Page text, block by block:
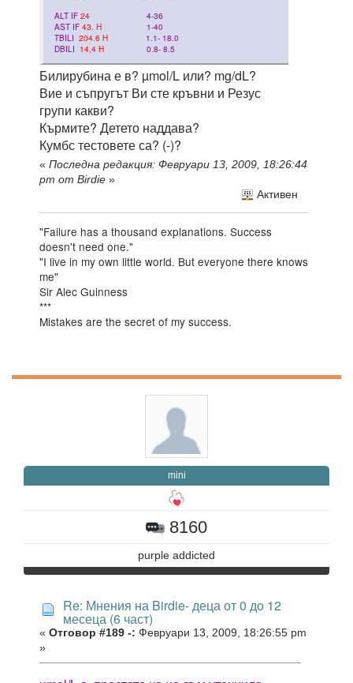
ALT IF 24 4-36
AST IF 43. H 1-40
TBILI 204.6 H
1.1- 18.0
DBILI 14,4 H 0.8- 8.5
Билирубина е в? µmol/L или? mg/dL?
Вие и съпругът Ви сте кръвни и Резус
групи какви?
Кърмите? Детето наддава?
Кумбс тестовете са? (-)?
« Последна редакция: Февруари 13, 2009, 18:26:44
pm от Birdie »
Активен
"Failure has a thousand explanations. Success
doesn't need one."
"I live in my own little world. But everyone there knows
me"
Sir Alec Guinness
***
Mistakes are the secret of my success.
mini
8160
purple addicted
Re: Мнения на Birdie- деца от 0 до 12
месеца (6 част)
« Отговор #189 -: Февруари 13, 2009, 18:26:55 pm
»